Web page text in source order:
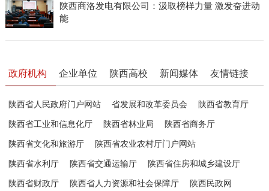
陕西商洛发电有限公司：汲取榜样力量 激发奋进动
能
政府机构 企业单位 陕西高校 新闻媒体 友情链接
陕西省人民政府门户网站 省发展和改革委员会 陕西省教育厅
陕西省工业和信息化厅 陕西省林业局 陕西省商务厅
陕西省文化和旅游厅 陕西省农业农村厅门户网站
陕西省水利厅 陕西省交通运输厅 陕西省住房和城乡建设厅
陕西省财政厅 陕西省人力资源和社会保障厅 陕西民政网